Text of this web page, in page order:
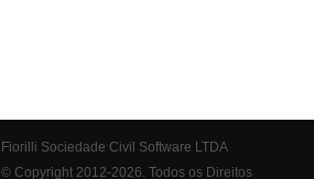
Fiorilli Sociedade Civil Software LTDA
© Copyright 2012-2026. Todos os Direitos